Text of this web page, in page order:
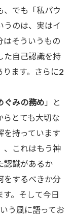
、でも「私パウ
うのは、実はイ
はそういうもの
た自己認識を持
ります。さらに2
ぐみの務め 」と
らとても大切な
を持っています
、これはもう神
認識があるか
をするべきか分
。そして今日
う風に語ってお